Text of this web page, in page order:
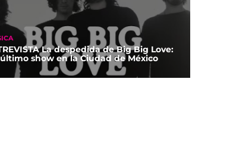
La despedida de Big Big Love:
show en la Ciudad de México